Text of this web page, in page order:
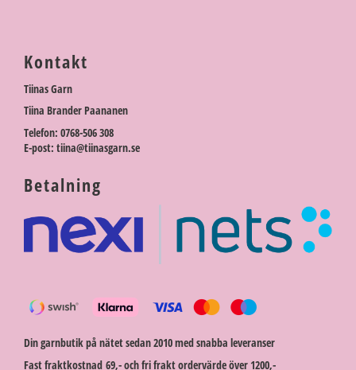
Kontakt
Tiinas Garn
Tiina Brander Paananen
Telefon: 0768-506 308
E-post: tiina@tiinasgarn.se
Betalning
Din garnbutik på nätet sedan 2010 med snabba leveranser
Fast fraktkostnad 69,- och fri frakt ordervärde över 1200,-